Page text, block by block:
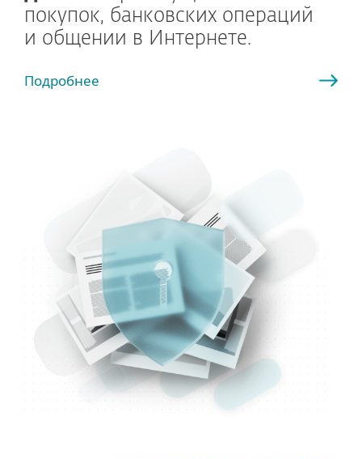
покупок, банковских операций
и общении в Интернете.
Подробнее